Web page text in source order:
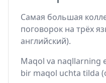
Самая большая
поговорок на трёх
английский).
Maqol va naqllarning
bir maqol uchta tilda